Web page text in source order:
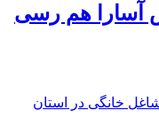
آسارا هم رسی